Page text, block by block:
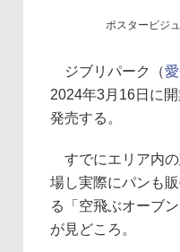
ポスタービジ
ジブリパーク（
2024年3月16日に
発売する。
すでにエリア内の
場し実際にパンも
る「空飛ぶオーブ
が見どころ。